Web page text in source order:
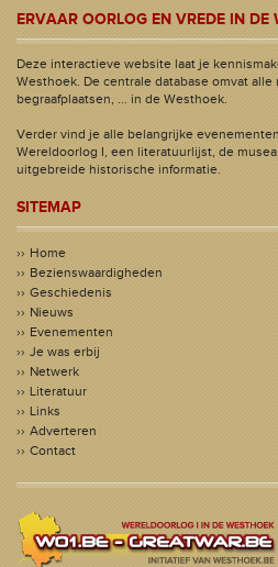
ERVAAR OORLOG EN VREDE IN DE
Deze interactieve website laat je
Westhoek. De centrale database omvat
begraafplaatsen, ... in de Westhoek.
Verder vind je alle belangrijke
Wereldoorlog I, een literatuurlijst, de
uitgebreide historische informatie.
SITEMAP
Home
Bezienswaardigheden
Geschiedenis
Nieuws
Evenementen
Je was erbij
Netwerk
Literatuur
Links
Adverteren
Contact